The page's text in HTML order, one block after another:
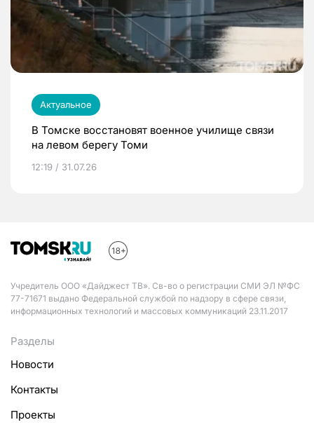
Актуальное
В Томске восстановят военное училище связи
на левом берегу Томи
12:19 / 31.07.26
Учредитель ООО «Дайджест ТВ». Св-во о регистрации СМИ ЭЛ №ФС
77-71671 выдано Федеральной службой по надзору в сфере связи,
информационных технологий и массовых коммуникаций 23.11.2017
Разделы
Новости
Контакты
Проекты